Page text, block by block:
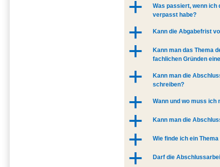
a
Was passiert, wenn
verpasst habe?
a Kann die Abgabefrist
a
Kann man das Thema
fachlichen Gründen
a
Kann man die
schreiben?
a Wann und wo muss
a Kann man die
a Wie finde ich ein
a Darf die